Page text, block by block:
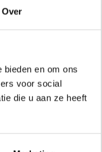
Over
en om ons
voor social
die u aan ze heeft